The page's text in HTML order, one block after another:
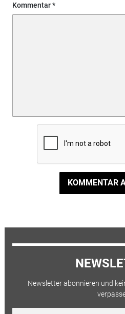
Kommentar
KOMMENTAR
Newsletter abonnieren und